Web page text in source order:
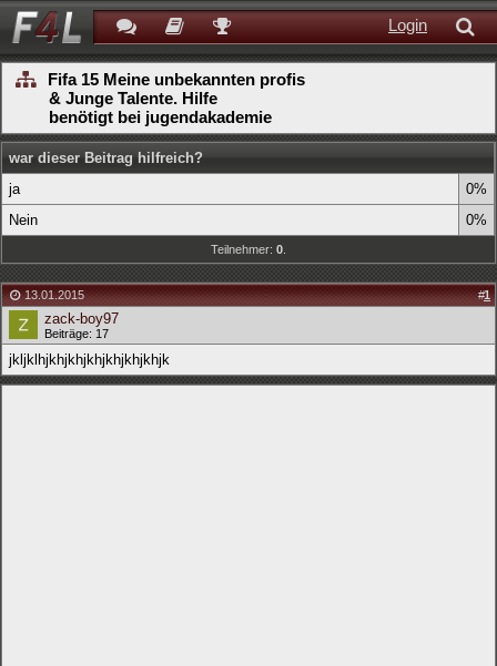
Login
Fifa 15 Meine unbekannten profis
& Junge Talente. Hilfe
benötigt bei jugendakademie
war dieser Beitrag hilfreich?
ja
0%
Nein
0%
Teilnehmer: 0
13.01.2015 #1
zack-boy97
Beiträge: 17
jkljklhjkhjkhjkhjkhjkhjkhjk